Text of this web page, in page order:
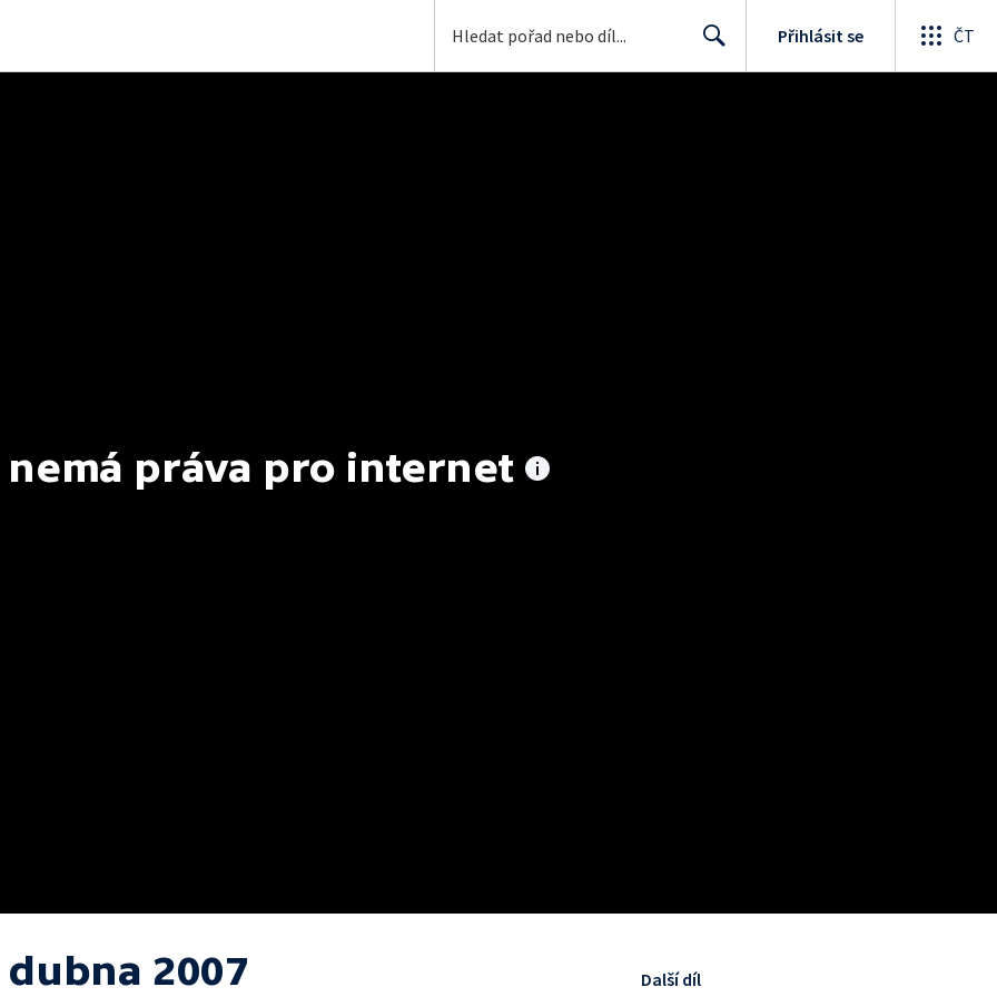
Přihlásit se ČT
nemá práva pro internet
dubna 2007 Další díl